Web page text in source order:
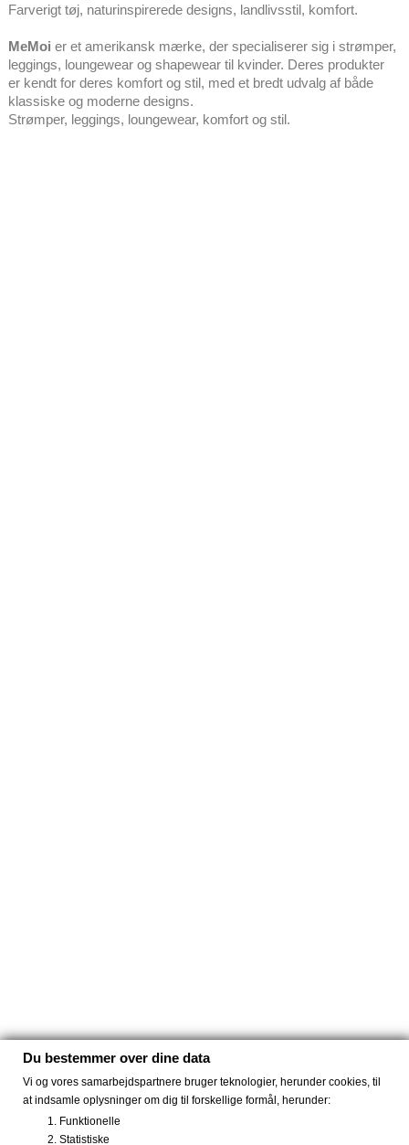
Farverigt tøj, naturinspirerede designs, landlivsstil, komfort.
MeMoi er et amerikansk mærke, der specialiserer sig i strømper,
leggings, loungewear og shapewear til kvinder. Deres produkter
er kendt for deres komfort og stil, med et bredt udvalg af både
klassiske og moderne designs.
Strømper, leggings, loungewear, komfort og stil.
Du bestemmer over dine data
Vi og vores samarbejdspartnere bruger teknologier, herunder cookies, til
at indsamle oplysninger om dig til forskellige formål, herunder:
Funktionelle
Statistiske